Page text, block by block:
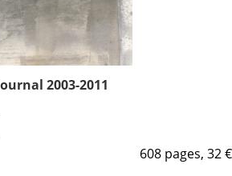
2003-2011
608 pages, 32 €